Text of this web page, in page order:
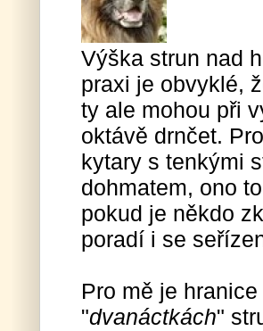
Výška strun nad
praxi je obvyklé,
ty ale mohou při
oktávě drnčet.
kytary s tenkými
dohmatem, ono
pokud je někdo
poradí i se
Pro mě je
"dvanáctkách"